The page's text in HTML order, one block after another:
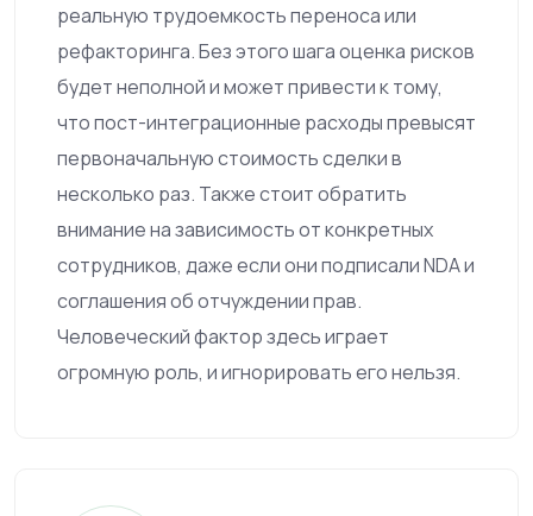
реальную трудоемкость переноса или
рефакторинга. Без этого шага оценка рисков
будет неполной и может привести к тому,
что пост-интеграционные расходы превысят
первоначальную стоимость сделки в
несколько раз. Также стоит обратить
внимание на зависимость от конкретных
сотрудников, даже если они подписали NDA и
соглашения об отчуждении прав.
Человеческий фактор здесь играет
огромную роль, и игнорировать его нельзя.